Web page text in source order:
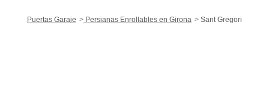
Puertas Garaje Persianas Enrollables en Girona Sant Gregori